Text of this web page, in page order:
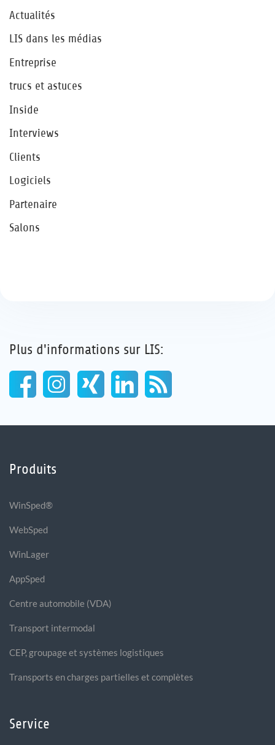
Actualités
LIS dans les médias
Entreprise
trucs et astuces
Inside
Interviews
Clients
Logiciels
Partenaire
Salons
Plus d'informations sur LIS:
Produits
WinSped®
WebSped
WinLager
AppSped
Centre automobile (VDA)
Transport intermodal
CEP, groupage et systèmes logistiques
Transports en charges partielles et complètes
Service